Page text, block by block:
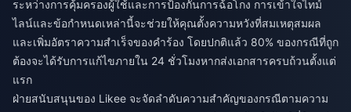
ระหว่างการคุ้มครองผู้ใช้และการป้องกันการฉ้อโกง การเข้าใจไทม์
ไลน์และข้อกำหนดเหล่านี้จะช่วยให้คุณตั้งความหวังที่สมเหตุสมผล
และเพิ่มอัตราความสำเร็จของคำร้อง โดยปกติแล้ว 80% ของกรณีที่ถูก
ต้องจะได้รับการแก้ไขภายใน 24 ชั่วโมงหากส่งเอกสารครบถ้วนตั้งแต่
แรก
ฝ่ายสนับสนุนของ Likee จะจัดลำดับความสำคัญของกรณีตามความ